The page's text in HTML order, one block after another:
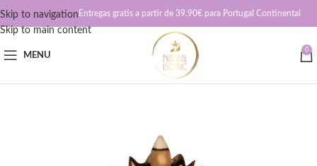
Skip to navigation
Skip to main content
Entregas gratis a partir de 39.90€ para Portugal Continental
MENU
0